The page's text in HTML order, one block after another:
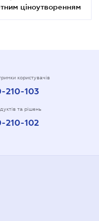
ціноутворенням
користувачів
210-103
та рішень
210-102